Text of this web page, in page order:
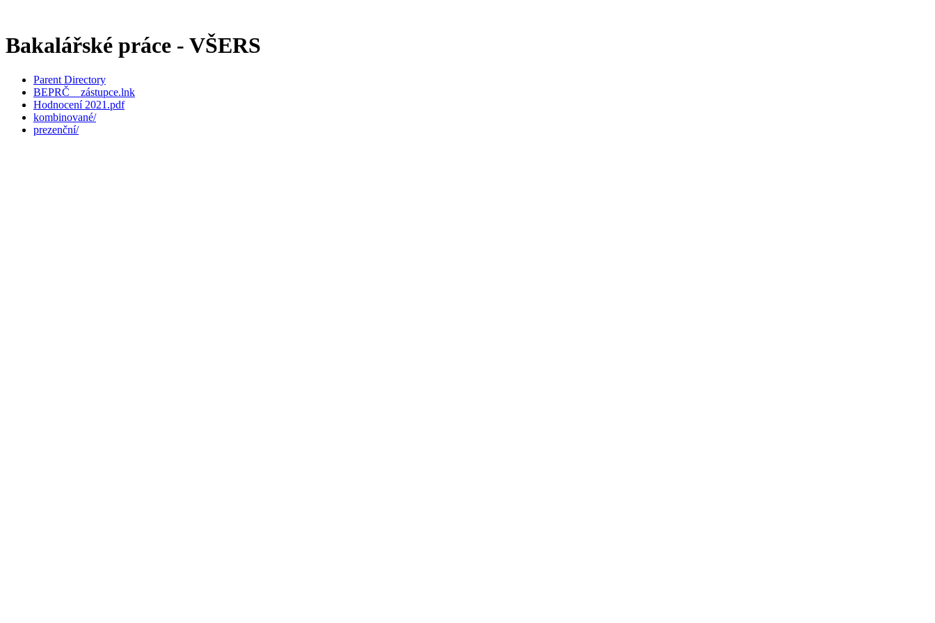
Bakalářské práce - VŠERS
Parent Directory
BEPRČ _ zástupce.lnk
Hodnocení 2021.pdf
kombinované/
prezenční/